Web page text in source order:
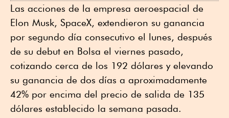
Las acciones de la empresa aeroespacial de
Elon Musk, SpaceX, extendieron su ganancia
por segundo día consecutivo el lunes, después
de su debut en Bolsa el viernes pasado,
cotizando cerca de los 192 dólares y elevando
su ganancia de dos días a aproximadamente
42% por encima del precio de salida de 135
dólares establecido la semana pasada.